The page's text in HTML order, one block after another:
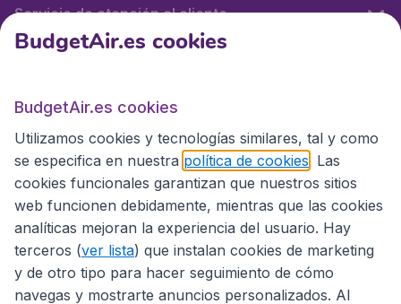
Servicio de atención al cliente
Sitios internacionales
BudgetAir.es cookies
BudgetAir.es cookies
Utilizamos cookies y tecnologías similares, tal y como
se especifica en nuestra política de cookies . Las
cookies funcionales garantizan que nuestros sitios
web funcionen debidamente, mientras que las cookies
analíticas mejoran la experiencia del usuario. Hay
terceros (ver lista) que instalan cookies de marketing
y de otro tipo para hacer seguimiento de cómo
navegas y mostrarte anuncios personalizados. Al